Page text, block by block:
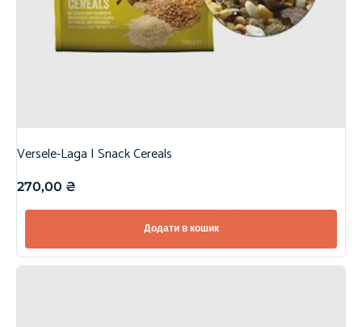
Versele-Laga | Snack Cereals
270,00 ₴
Додати в кошик